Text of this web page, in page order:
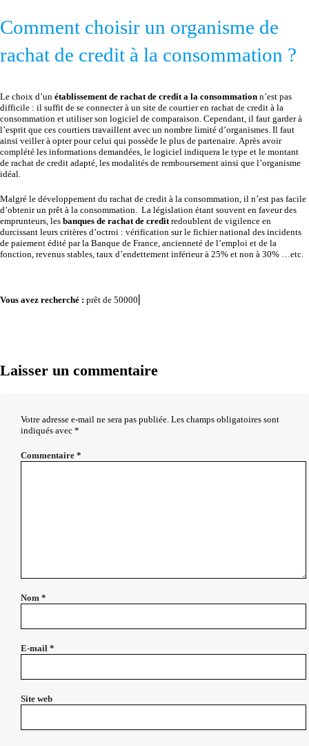
Comment choisir un organisme de
rachat de credit à la consommation ?
Le choix d’un établissement de rachat de credit a la consommation n’est pas
difficile : il suffit de se connecter à un site de courtier en rachat de credit à la
consommation et utiliser son logiciel de comparaison. Cependant, il faut garder à
l’esprit que ces courtiers travaillent avec un nombre limité d’organismes. Il faut
ainsi veiller à opter pour celui qui possède le plus de partenaire. Après avoir
complété les informations demandées, le logiciel indiquera le type et le montant
de rachat de credit adapté, les modalités de remboursement ainsi que l’organisme
idéal.
Malgré le développement du rachat de credit à la consommation, il n’est pas facile
d’obtenir un prêt à la consommation. La législation étant souvent en faveur des
emprunteurs, les banques de rachat de creditredoublent de vigilence en
durcissant leurs critères d’octroi : vérification sur le fichier national des incidents
de paiement édité par la Banque de France, ancienneté de l’emploi et de la
fonction, revenus stables, taux d’endettement inférieur à 25% et non à 30% …etc.
Vous avez recherché : prêt de 50000⎢
Laisser un commentaire
Votre adresse e-mail ne sera pas publiée. Les champs obligatoires sont
indiqués avec *
Commentaire *
Nom *
E-mail *
Site web